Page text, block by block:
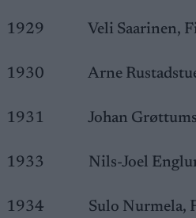
1929 Veli Saarinen,
1930 Arne
1931 Johan
1933 Nils-Joel
1934 Sulo Nurmela,